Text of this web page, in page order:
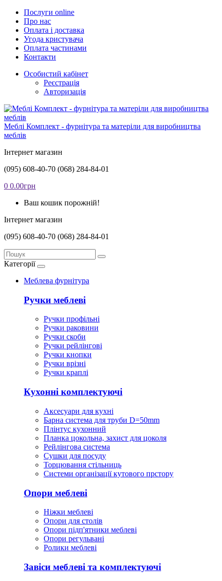
Послуги online
Про нас
Оплата і доставка
Угода кристувача
Оплата частинами
Контакти
Особистий кабінет
Реєстрація
Авторизація
Меблі Комплект - фурнітура та матеріли для виробництва
меблів
Інтернет магазин
(095) 608-40-70 (068) 284-84-01
0 0.00грн
Ваш кошик порожній!
Інтернет магазин
(095) 608-40-70 (068) 284-84-01
Категорії
Меблева фурнітура
Ручки меблеві
Ручки профільні
Ручки раковини
Ручки скоби
Ручки рейлінгові
Ручки кнопки
Ручки врізні
Ручки краплі
Кухонні комплектуючі
Аксесуари для кухні
Барна система для труби D=50mm
Плінтус кухонний
Планка цокольна, захист для цоколя
Рейлінгова система
Сушки для посуду
Торцювання стільниць
Cистеми організації кутового прстору
Опори меблеві
Ніжки меблеві
Опори для столів
Опори підп'ятники меблеві
Опори регульвані
Ролики меблеві
Завіси меблеві та комплектуючі